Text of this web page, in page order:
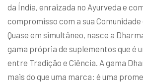
da Índia, enraizada no Ayurveda e
compromisso com a sua Comunidade
Quase em simultâneo, nasce a
gama própria de suplementos que é
entre Tradição e Ciência. A gama
mais do que uma marca: é uma